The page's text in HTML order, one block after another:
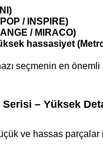
/ INSPIRE)
/ MIRACO)
hassasiyet
seçmenin en önemli
– Yüksek
ve hassas